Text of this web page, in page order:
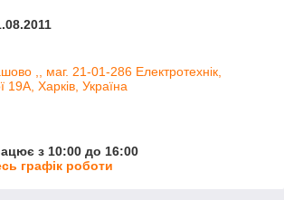
,, маг. 21-01-286 Електротехнік,
19А, Харків, Україна
з 10:00 до 16:00
графік роботи